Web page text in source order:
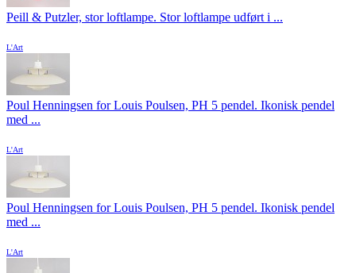
Peill & Putzler, stor loftlampe. Stor loftlampe udført i ...
L'Art
Poul Henningsen for Louis Poulsen, PH 5 pendel. Ikonisk pendel
med ...
L'Art
Poul Henningsen for Louis Poulsen, PH 5 pendel. Ikonisk pendel
med ...
L'Art